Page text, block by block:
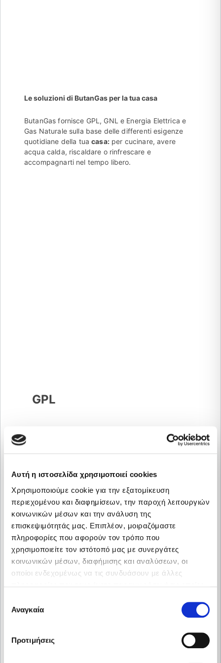
Αυτή η ιστοσελίδα χρησιμοποιεί cookies
Χρησιμοποιούμε cookie για την εξατομίκευση
περιεχομένου και διαφημίσεων, την παροχή λειτουργιών
κοινωνικών μέσων και την ανάλυση της
επισκεψιμότητάς μας. Επιπλέον, μοιραζόμαστε
πληροφορίες που αφορούν τον τρόπο που
χρησιμοποιείτε τον ιστότοπό μας με συνεργάτες
κοινωνικών μέσων, διαφήμισης και αναλύσεων, οι
οποίοι ενδεχομένως να τις συνδυάσουν με άλλες
των υπηρεσιών τους.
συγκατάθεσης
Αναγκαία
Προτιμήσεις
Le soluzioni di ButanGas per la tua casa
ButanGas fornisce GPL, GNL e Energia Elettrica e
Gas Naturale sulla base delle differenti esigenze
quotidiane della tuacasa:per cucinare, avere
acqua calda, riscaldare o rinfrescare e
accompagnarti nel tempo libero.
GPL
piccoli
esigenze: un combustibile economico, sicuro e
Scopri le soluzioni ButanGas